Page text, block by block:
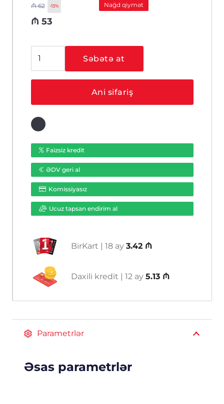
₼62 -13%
₼ 53
Nağd qiymət
DS-
Səbətə at
Ani sifariş
Faizsiz kredit
ƏDV geri al
Komissiyasız
Ucuz tapsan endirim al
BirKart | 18 ay 3.42 ₼
Daxili kredit | 12 ay 5.13 ₼
Parametrlər
Əsas parametrlər